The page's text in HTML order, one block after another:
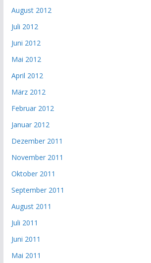
August 2012
Juli 2012
Juni 2012
Mai 2012
April 2012
März 2012
Februar 2012
Januar 2012
Dezember 2011
November 2011
Oktober 2011
September 2011
August 2011
Juli 2011
Juni 2011
Mai 2011